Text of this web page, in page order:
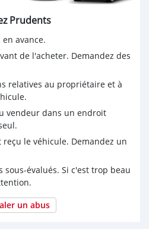
Prudents
en avance.
de l'acheter. Demandez des
relatives au propriétaire et à
vendeur dans un endroit
reçu le véhicule. Demandez un
évalués. Si c'est trop beau
un abus